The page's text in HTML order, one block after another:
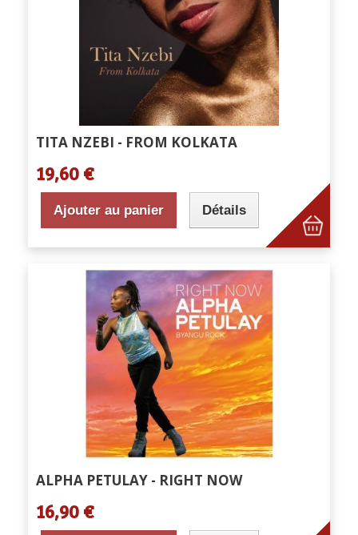
TITA NZEBI - FROM KOLKATA
19,60 €
Ajouter au panier Détails
ALPHA PETULAY - RIGHT NOW
16,90 €